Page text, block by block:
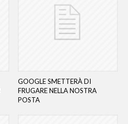
GOOGLE SMETTERÀ DI
FRUGARE NELLA NOSTRA
POSTA